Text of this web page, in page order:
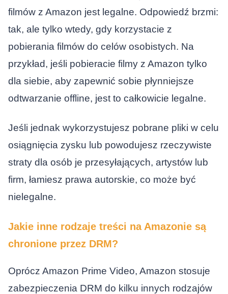
filmów z Amazon jest legalne. Odpowiedź brzmi:
tak, ale tylko wtedy, gdy korzystacie z
pobierania filmów do celów osobistych. Na
przykład, jeśli pobieracie filmy z Amazon tylko
dla siebie, aby zapewnić sobie płynniejsze
odtwarzanie offline, jest to całkowicie legalne.
Jeśli jednak wykorzystujesz pobrane pliki w celu
osiągnięcia zysku lub powodujesz rzeczywiste
straty dla osób je przesyłających, artystów lub
firm, łamiesz prawa autorskie, co może być
nielegalne.
Jakie inne rodzaje treści na Amazonie są
chronione przez DRM?
Oprócz Amazon Prime Video, Amazon stosuje
zabezpieczenia DRM do kilku innych rodzajów